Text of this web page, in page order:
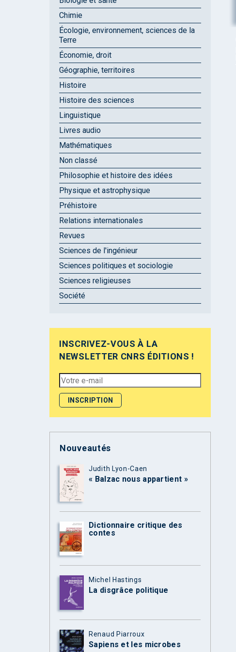
Chimie
Écologie, environnement, sciences de la
Terre
Économie, droit
Géographie, territoires
Histoire
Histoire des sciences
Linguistique
Livres audio
Mathématiques
Non classé
Philosophie et histoire des idées
Physique et astrophysique
Préhistoire
Relations internationales
Revues
Sciences de l'ingénieur
Sciences politiques et sociologie
Sciences religieuses
Société
INSCRIVEZ-VOUS À LA
NEWSLETTER CNRS ÉDITIONS !
Nouveautés
Judith Lyon-Caen
« Balzac nous appartient »
Dictionnaire critique des
contes
Michel Hastings
La disgrâce politique
Renaud Piarroux
Sapiens et les microbes